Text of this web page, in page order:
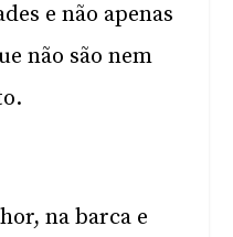
e não apenas
não são nem
na barca e